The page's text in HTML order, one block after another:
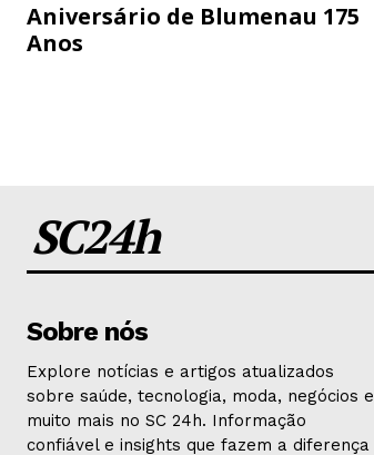
Aniversário de Blumenau 175
Anos
SC24h
Sobre nós
Explore notícias e artigos atualizados
sobre saúde, tecnologia, moda, negócios e
muito mais no SC 24h. Informação
confiável e insights que fazem a diferença